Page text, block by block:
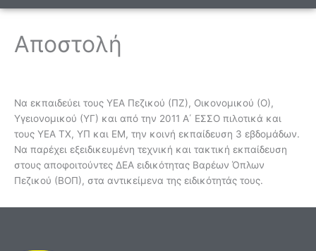
Αποστολή
Να εκπαιδεύει τους ΥΕΑ Πεζικού (ΠΖ), Οικονομικού (Ο),
Υγειονομικού (ΥΓ) και από την 2011 Α΄ ΕΣΣΟ πιλοτικά και
τους ΥΕΑ ΤΧ, ΥΠ και ΕΜ, την κοινή εκπαίδευση 3 εβδομάδων.
Να παρέχει εξειδικευμένη τεχνική και τακτική εκπαίδευση
στους αποφοιτούντες ΔΕΑ ειδικότητας Βαρέων Όπλων
Πεζικού (ΒΟΠ), στα αντικείμενα της ειδικότητάς τους.